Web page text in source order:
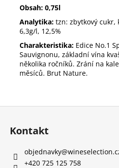
Obsah: 0,75l
Analytika: tzn: zbytkový cukr,
6,3g/l, 12,5%
Charakteristika: Edice No.1
Sauvignonu, základní vína
několika ročníků. Zrání na
měsíců. Brut Nature.
Z
Kontakt
objednavky@
+420 725 125 758